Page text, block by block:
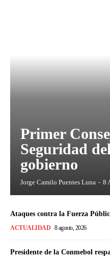
Primer
Seguridad
gobierno
Jorge Camilo Puentes Luna - 8
Ataques contra la Fuerza
ACTUALIDAD 8 agosto, 2026
Presidente de la Conmebol